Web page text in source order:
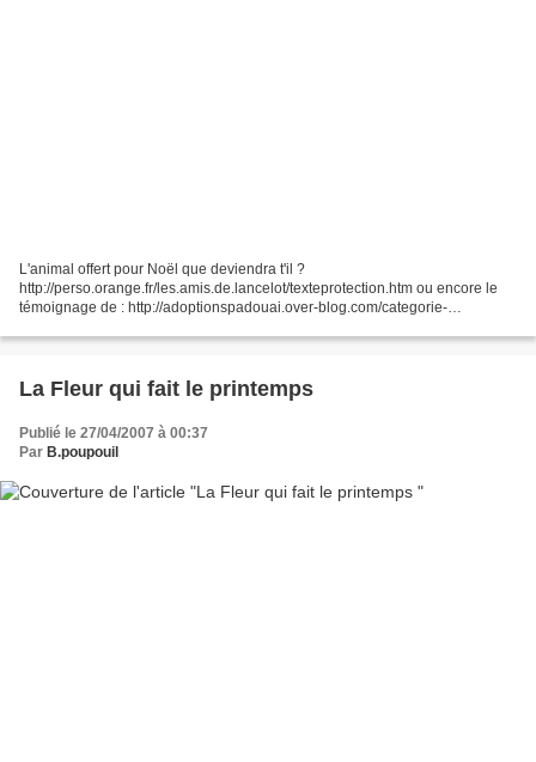
L'animal offert pour Noël que deviendra t'il ?
http://perso.orange.fr/les.amis.de.lancelot/texteprotection.htm ou encore le
témoignage de : http://adoptionspadouai.over-blog.com/categorie-
La Fleur qui fait le printemps
Publié le 27/04/2007 à 00:37
Par B.poupouil